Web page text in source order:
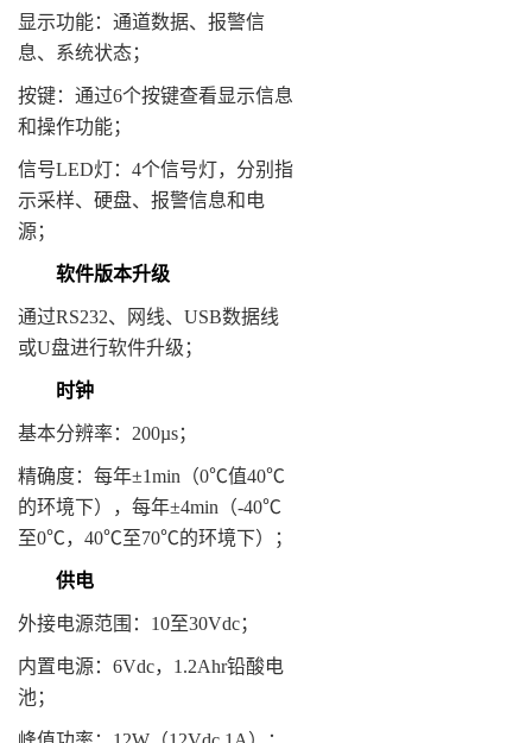
显示功能：通道数据、报警信
息、系统状态；
按键：通过6个按键查看显示信息
和操作功能；
信号LED灯： 4个信号灯，分别指
示采样、硬盘、报警信息和电
源；
软件版本升级
通过RS232、网线、USB数据线
或U盘进行软件升级；
时钟
基本分辨率：200µs；
精确度：每年±1min（0℃值40℃
的环境下），每年±4min（-40℃
至0℃，40℃至70℃的环境下）；
供电
外接电源范围：10至30Vdc；
内置电源：6Vdc，1.2Ahr铅酸电
池；